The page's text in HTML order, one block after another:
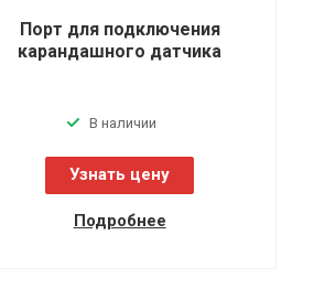
Порт для подключения
карандашного датчика
В наличии
Узнать цену
Подробнее